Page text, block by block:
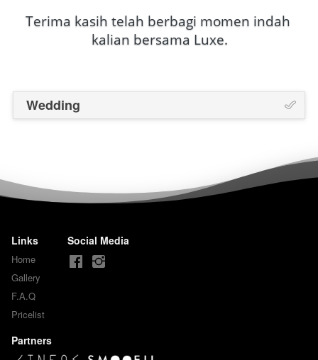
Terima kasih telah berbagi momen indah
kalian bersama Luxe.
Wedding
Links
Home
Gallery
F.A.Q
Pricelist
Social Media
Partners